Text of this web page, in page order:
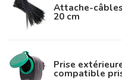
Attache-
20 cm
Prise
compatible